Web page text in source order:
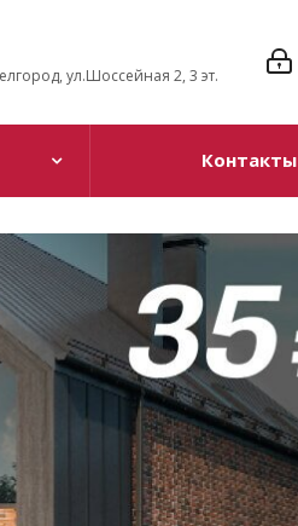
ул.Шоссейная 2, 3 эт.
Контакты